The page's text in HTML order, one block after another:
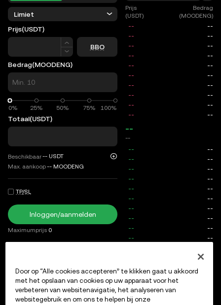
Limiet
Prijs(USDT)
Prijs
BBO
Bedrag(MOODENG)
0% 25% 50% 75% 100%
0%
Totaal(USDT)
Beschikbaar-- USDT
Max. aankoop-- MOODENG
TP/SL
Inloggen/aanmelden
Maximumprijs 0
Prijs
(USDT)
Bedrag
(MOODENG)
--
--
Openstaande orders Ordergeschiedenis Openstaande
Door op “Alle cookies accepteren” te klikken gaat u akkoord
met het opslaan van cookies op uw apparaat voor het
verbeteren van websitenavigatie, het analyseren van
websitegebruik en om ons te helpen bij onze